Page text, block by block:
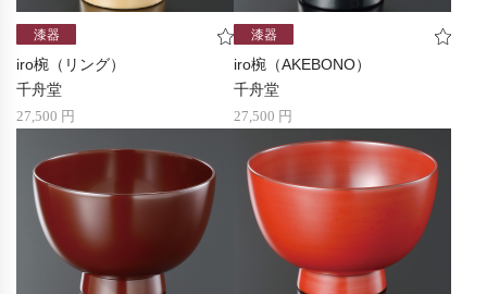
漆器
iro椀（リング）
千舟堂
27,500 円
漆器
iro椀（AKEBONO）
千舟堂
27,500 円